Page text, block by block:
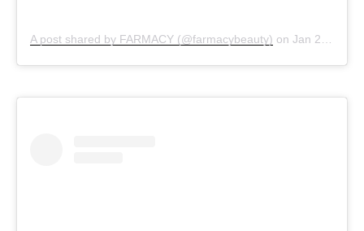
A post shared by FARMACY (@farmacybeauty) on Jan 23, 2019 at 1:13pm PST